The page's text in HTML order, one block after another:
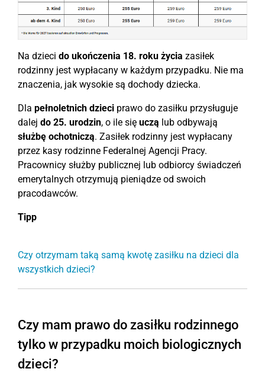
Na dzieci do ukończenia 18. roku życia zasiłek
rodzinny jest wypłacany w każdym przypadku. Nie ma
znaczenia, jak wysokie są dochody dziecka.
Dla pełnoletnich dzieci prawo do zasiłku przysługuje
dalej do 25. urodzin, o ile się uczą lub odbywają
służbę ochotniczą. Zasiłek rodzinny jest wypłacany
przez kasy rodzinne Federalnej Agencji Pracy.
Pracownicy służby publicznej lub odbiorcy świadczeń
emerytalnych otrzymują pieniądze od swoich
pracodawców.
Tipp
Czy otrzymam taką samą kwotę zasiłku na dzieci dla
wszystkich dzieci?
Czy mam prawo do zasiłku rodzinnego
tylko w przypadku moich biologicznych
dzieci?